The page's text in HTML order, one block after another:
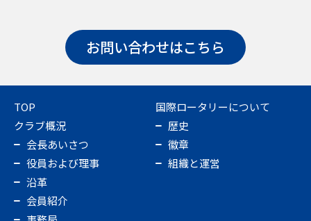
お問い合わせはこちら
TOP
クラブ概況
会長あいさつ
役員および理事
沿革
会員紹介
国際ロータリーについて
歴史
徽章
組織と運営